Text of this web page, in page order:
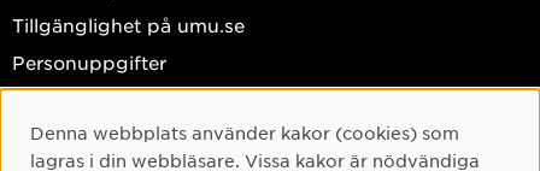
Tillgänglighet på umu.se
Personuppgifter
Facebook
Cookie-samtycke
Denna webbplats använder kakor (cookies) som
lagras i din webbläsare. Vissa kakor är nödvändiga